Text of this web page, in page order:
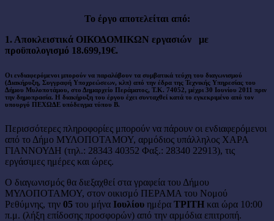
Το έργο αποτελείται από:
1. Αποκλειστικά ΟΙΚΟΔΟΜΙΚΩΝ εργασιών με
προϋπολογισμό 18.699,19€.
Οι ενδιαφερόμενοι μπορούν να παραλάβουν τα συμβατικά τεύχη του διαγωνισμού
(Διακήρυξη, Συγγραφή Υποχρεώσεων, κλπ) από την έδρα της Τεχνικής Υπηρεσίας του
Δήμου Μυλοποτάμου, στο Δημαρχείο Περάματος, Τ.Κ. 74052, μέχρι 30 Ιουνίου 2011 πριν
την δημοπρασία. Η διακήρυξη του έργου έχει συνταχθεί κατά το εγκεκριμένο από τον
υπουργό ΠΕΧΩΔΕ υπόδειγμα τύπου Β.
Περισσότερες πληροφορίες μπορούν να πάρουν οι ενδιαφερόμενοι
από το Δήμο ΜΥΛΟΠΟΤΑΜΟΥ, αρμόδιος υπάλληλος ΧΑΡΑ
ΓΙΑΝΝΟΥΔΗ (τηλ.: 28343 40352 Φαξ.: 28340 22913), τις
εργάσιμες ημέρες και ώρες.
Ο διαγωνισμός θα διεξαχθεί στα γραφεία του Δήμου
ΜΥΛΟΠΟΤΑΜΟΥ, στον οικισμό ΠΕΡΑΜΑ του Νομού
Ρεθύμνης, την 05 του μήνα Ιουλίου ημέρα ΤΡΙΤΗ και ώρα 10:00
π.μ. (λήξη επίδοσης προσφορών) από την αρμόδια επιτροπή.